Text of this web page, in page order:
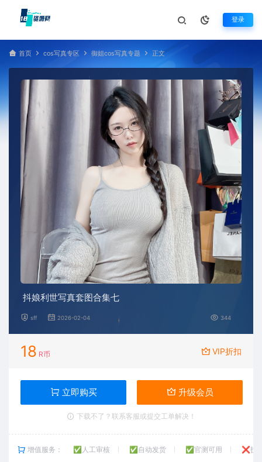
登录
首页 cos写真专区 御姐cos写真专题 正文
抖娘利世写真套图合集七
sff 2026-02-04 344
18 R币 VIP折扣
立即购买 升级会员
下载不了？联系客服或提交工单解决！
增值服务： ✅人工审核 ✅自动发货 ✅官测可用 ❌技